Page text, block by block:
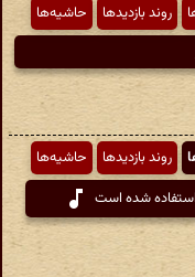
روند بازدیدها
حاشیه‌ها
روند بازدیدها
حاشیه‌ها
استفاده شده است